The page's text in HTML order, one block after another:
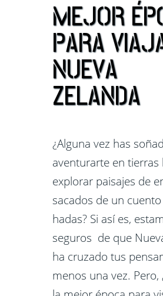
MEJOR
PARA
NUEVA
ZELANDA
¿Alguna vez has
aventurarte en tierras
explorar paisajes de
sacados de un
hadas? Si así es,
seguros de que
ha cruzado tus
menos una vez. Pero,